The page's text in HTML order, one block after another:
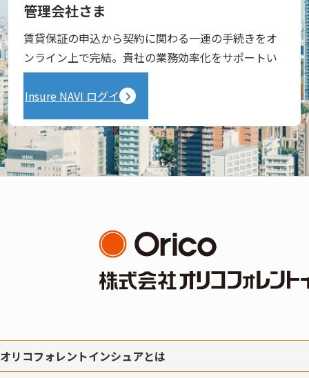
管理会社さま
賃貸保証の申込から契約に関わる一連の手続きをオ
ンライン上で完結。貴社の業務効率化をサポートい
たします。
Insure NAVI ログイン
オリコフォレントインシュアとは